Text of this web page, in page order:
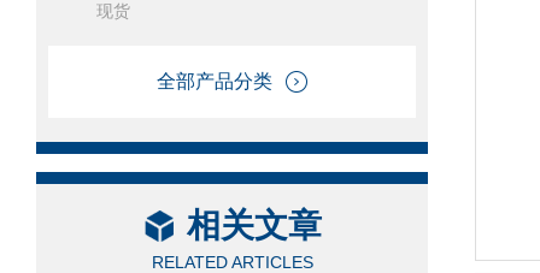
现货
全部产品分类
相关文章
RELATED ARTICLES